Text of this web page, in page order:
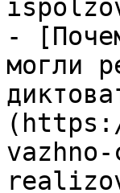
-
могли